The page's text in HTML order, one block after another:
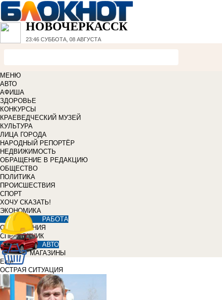
НОВОЧЕРКАССК
23:46 СУББОТА, 08 АВГУСТА
МЕНЮ
АВТО
АФИША
ЗДОРОВЬЕ
КОНКУРСЫ
КРАЕВЕДЧЕСКИЙ МУЗЕЙ
КУЛЬТУРА
ЛИЦА ГОРОДА
НАРОДНЫЙ РЕПОРТЁР
НЕДВИЖИМОСТЬ
ОБРАЩЕНИЕ В РЕДАКЦИЮ
ОБЩЕСТВО
ПОЛИТИКА
ПРОИСШЕСТВИЯ
СПОРТ
ХОЧУ СКАЗАТЬ!
ЭКОНОМИКА
РАБОТА
ОБЪЯВЛЕНИЯ
СПРАВОЧНИК
АВТО
МАГАЗИНЫ
Еще
ОСТРАЯ СИТУАЦИЯ